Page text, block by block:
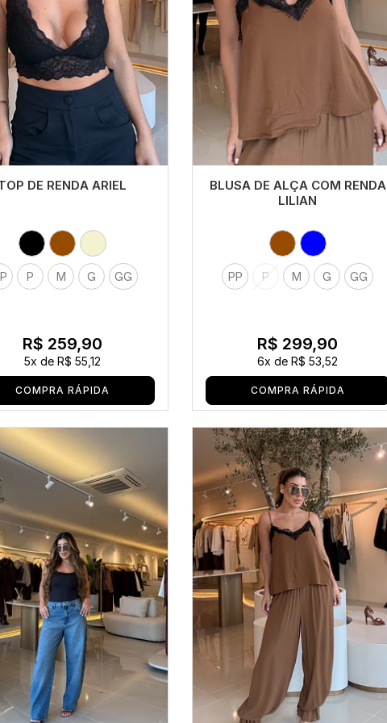
DE RENDA ARIEL
P M G GG
R$ 259,90
5x de R$ 55,12
COMPRA RÁPIDA
BLUSA DE ALÇA COM RENDA
LILIAN
PP P M G GG
R$ 299,90
6x deR$ 53,52
COMPRA RÁPIDA